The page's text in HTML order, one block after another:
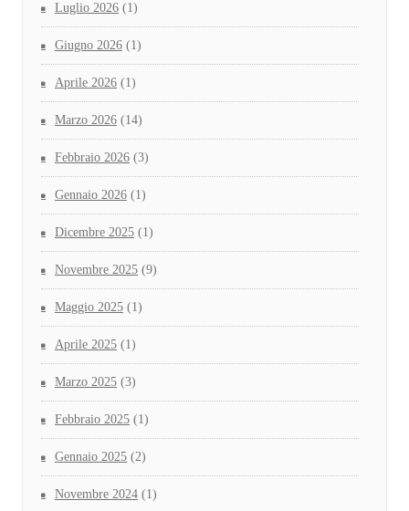
Luglio 2026 (1)
Giugno 2026 (1)
Aprile 2026 (1)
Marzo 2026 (14)
Febbraio 2026 (3)
Gennaio 2026 (1)
Dicembre 2025 (1)
Novembre 2025 (9)
Maggio 2025 (1)
Aprile 2025 (1)
Marzo 2025 (3)
Febbraio 2025 (1)
Gennaio 2025 (2)
Novembre 2024 (1)